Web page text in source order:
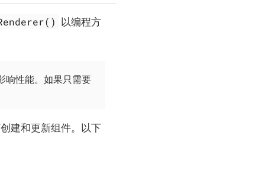
以编程方
响性能。如果只需要
建和更新组件。以下